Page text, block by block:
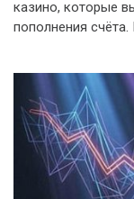
казино, которые
пополнения